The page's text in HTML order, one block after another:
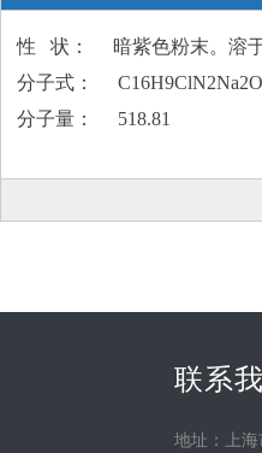
性 状： 暗紫色粉末。溶于
分子式：
分子量： 518.81
联系
地址：上海